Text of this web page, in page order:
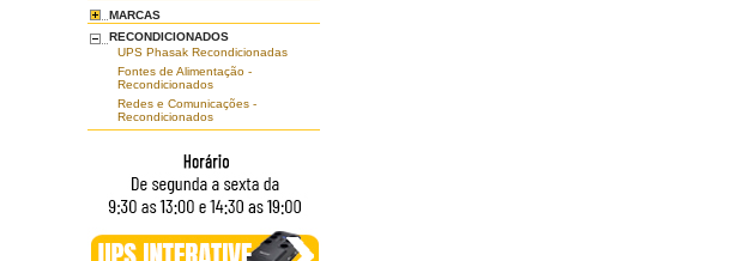
MARCAS
RECONDICIONADOS
UPS Phasak Recondicionadas
Fontes de Alimentação -
Recondicionados
Redes e Comunicações -
Recondicionados